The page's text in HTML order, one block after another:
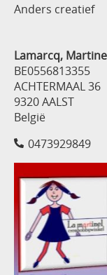
Anders creatief
Lamarcq, Martine
BE0556813355
ACHTERMAAL 36
9320 AALST
België
0473929849